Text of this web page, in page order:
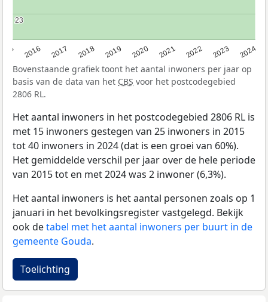
2016 2017 2018 2019 2020 2021 2022 2023 2024
23
23
Bovenstaande grafiek toont het aantal inwoners per jaar op
basis van de data van het CBS voor het postcodegebied
2806 RL.
Het aantal inwoners in het postcodegebied 2806 RL is
met 15 inwoners gestegen van 25 inwoners in 2015
tot 40 inwoners in 2024 (dat is een groei van 60%).
Het gemiddelde verschil per jaar over de hele periode
van 2015 tot en met 2024 was 2 inwoner (6,3%).
Het aantal inwoners is het aantal personen zoals op 1
januari in het bevolkingsregister vastgelegd. Bekijk
ook detabel met het aantal inwoners per buurt in de
gemeente Gouda.
Toelichting